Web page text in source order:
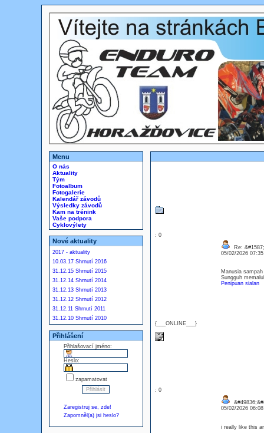
Menu
O nás
Aktuality
Tým
Fotoalbum
Fotogalerie
Kalendář závodů
Výsledky závodů
Kam na trénink
Vaše podpora
Cyklovýlety
Nové aktuality
2017 - aktuality
10.03.17 Shrnutí 2016
31.12.15 Shrnutí 2015
31.12.14 Shrnutí 2014
31.12.13 Shrnutí 2013
31.12.12 Shrnutí 2012
31.12.11 Shrnutí 2011
31.12.10 Shrnutí 2010
Přihlášení
Přihlašovací jméno:
Heslo:
zapamatovat
Zaregistruj se, zde!
Zapomněl(a) jsi heslo?
: 0
{___ONLINE___}
Re:
05/02/2026
Manusia
Sungguh
Penipuan sialan
: 0
05/02/2026
i really like this